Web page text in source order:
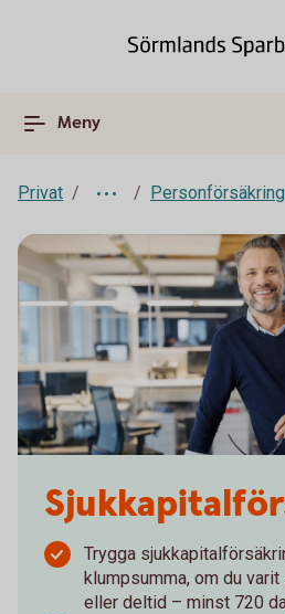
Meny
Privat Personförsäkring
Trygga
klumpsumma, om du
eller deltid – minst 720